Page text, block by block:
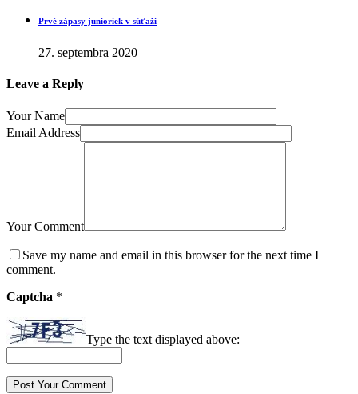
Prvé zápasy junioriek v súťaži
27. septembra 2020
Leave a Reply
Your Name
Email Address
Your Comment
Save my name and email in this browser for the next time I
comment.
Captcha *
Type the text displayed above: